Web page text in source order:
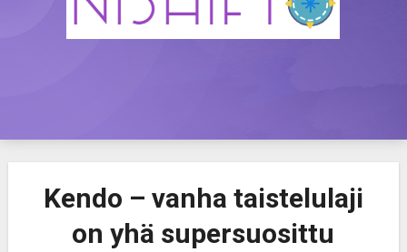
Kendo – vanha taistelulaji
on yhä supersuosittu